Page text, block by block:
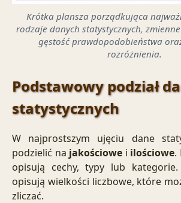
Krótka plansza porządkująca
rodzaje danych statystycznych,
gęstość prawdopodobieństwa
rozróżnienia.
Podstawowy podział
statystycznych
W najprostszym ujęciu dane
podzielić na jakościowe i ilościowe.
opisują cechy, typy lub
opisują wielkości liczbowe, które
zliczać.